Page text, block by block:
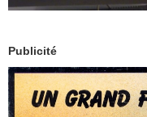
Publicité